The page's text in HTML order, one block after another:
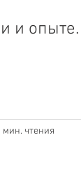
и опыте.
мин. чтения